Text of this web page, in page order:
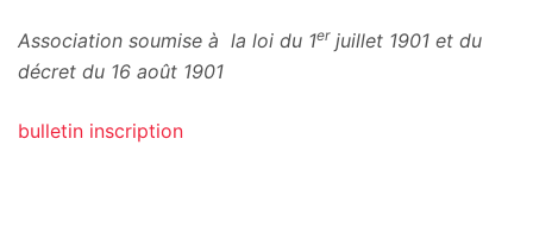
Association soumise à la loi du 1erjuillet 1901 et du
décret du 16 août 1901
bulletin inscription